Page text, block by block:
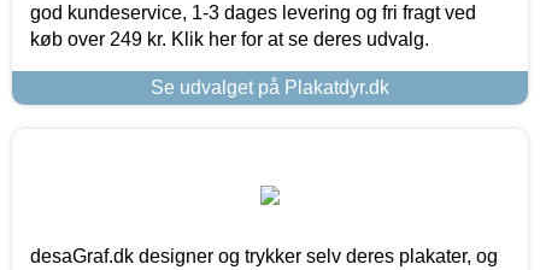
god kundeservice, 1-3 dages levering og fri fragt ved
køb over 249 kr. Klik her for at se deres udvalg.
Se udvalget på Plakatdyr.dk
desaGraf.dk designer og trykker selv deres plakater, og